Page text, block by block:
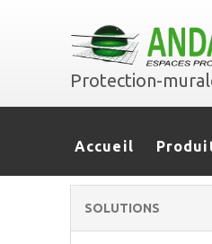
Protection-
Accueil
SOLUTIONS